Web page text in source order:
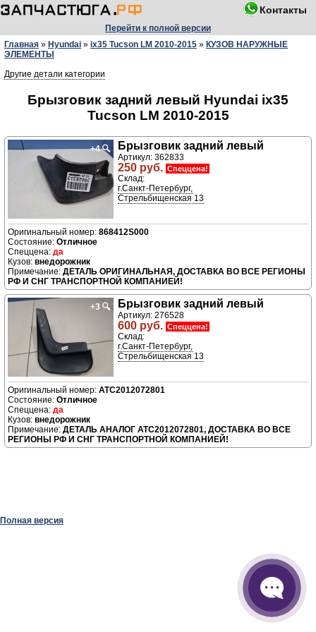
Контакты
Перейти к полной версии
Главная » Hyundai » ix35 Tucson LM 2010-2015 » КУЗОВ НАРУЖНЫЕ
ЭЛЕМЕНТЫ
Другие детали категории
Брызговик задний левый Hyundai ix35
Tucson LM 2010-2015
+4🔍 Брызговик задний левый
Артикул: 362833
250 руб. Спеццена!
Склад:
г.Санкт-Петербург,
Стрельбищенская 13
868412S000
Отличное
да
внедорожник
ДЕТАЛЬ ОРИГИНАЛЬНАЯ, ДОСТАВКА ВО ВСЕ РЕГИОНЫ
РФ И СНГ ТРАНСПОРТНОЙ КОМПАНИЕЙ!
+3 🔍 Брызговик задний левый
Артикул: 276528
600 руб. Спеццена!
Склад:
г.Санкт-Петербург,
Стрельбищенская 13
ATC2012072801
Отличное
да
внедорожник
ДЕТАЛЬ АНАЛОГ ATC2012072801, ДОСТАВКА ВО ВСЕ
РЕГИОНЫ РФ И СНГ ТРАНСПОРТНОЙ КОМПАНИЕЙ!
Полная версия